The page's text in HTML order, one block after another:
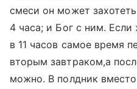
смеси он может
4 часа; и Бог с ним.
в 11 часов самое время
вторым завтраком,а
можно. В полдник